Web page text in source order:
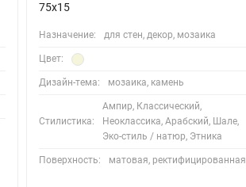
75x15
Назначение: для стен, декор, мозаика
Цвет:
Дизайн-тема: мозаика, камень
Стилистика:
Ампир, Классический,
Неоклассика, Арабский, Шале,
Эко-стиль / натюр, Этника
Поверхность: матовая, ректифицированная